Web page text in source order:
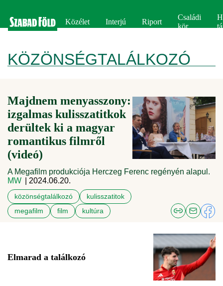
Közélet Interjú Riport
Családi
kör
KÖZÖNSÉGTALÁLKOZÓ
Majdnem menyasszony:
izgalmas kulisszatitkok
derültek ki a magyar
romantikus filmről
(videó)
A Megafilm produkciója Herczeg Ferenc regényén alapul.
MW
| 2024.06.20.
közönségtalálkozó
kulisszatitok
megafilm
film kultúra
Elmarad a találkozó